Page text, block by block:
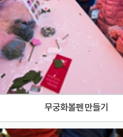
무궁화볼펜 만들기